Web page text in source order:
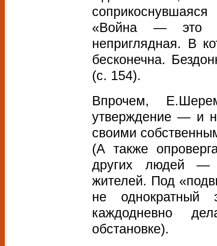
«Война — это
неприглядная. В
бесконечна.
(с. 154).
Впрочем,
утверждение — и
своими
(А также
других людей —
жителей. Под
не однократный
каждодневно
обстановке).